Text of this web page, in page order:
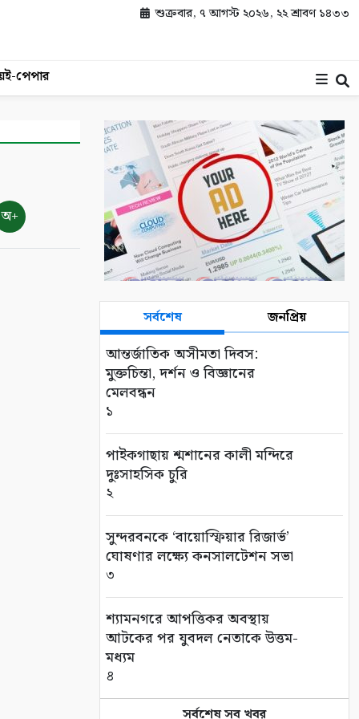
শুক্রবার, ৭ আগস্ট ২০২৬, ২২ শ্রাবণ ১৪৩৩
ই-পেপার
অ+
সর্বশেষ জনপ্রিয়
আন্তর্জাতিক অসীমতা দিবস:
মুক্তচিন্তা, দর্শন ও বিজ্ঞানের
মেলবন্ধন
১
পাইকগাছায় শ্মশানের কালী মন্দিরে
দুঃসাহসিক চুরি
২
সুন্দরবনকে ‘বায়োস্ফিয়ার রিজার্ভ’
ঘোষণার লক্ষ্যে কনসালটেশন সভা
৩
শ্যামনগরে আপত্তিকর অবস্থায়
আটকের পর যুবদল নেতাকে উত্তম-
মধ্যম
৪
সর্বশেষ সব খবর